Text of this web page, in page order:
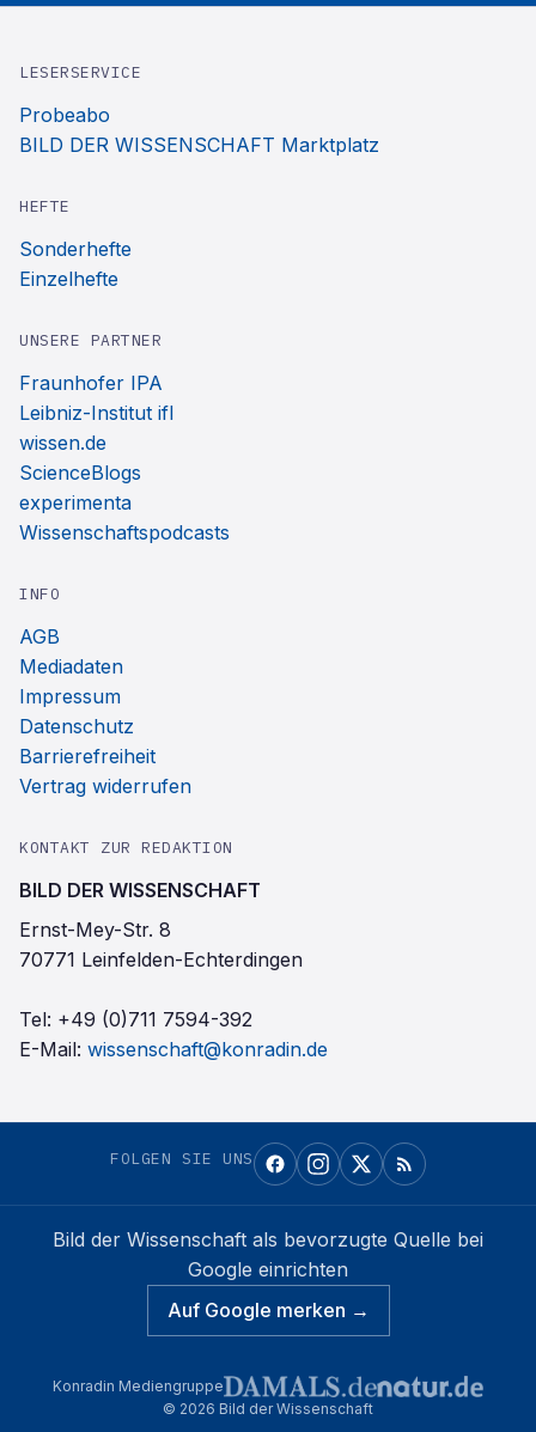
LESERSERVICE
Probeabo
BILD DER WISSENSCHAFT Marktplatz
HEFTE
Sonderhefte
Einzelhefte
UNSERE PARTNER
Fraunhofer IPA
Leibniz-Institut ifl
wissen.de
ScienceBlogs
experimenta
Wissenschaftspodcasts
INFO
AGB
Mediadaten
Impressum
Datenschutz
Barrierefreiheit
Vertrag widerrufen
KONTAKT ZUR REDAKTION
BILD DER WISSENSCHAFT
Ernst-Mey-Str. 8
70771 Leinfelden-Echterdingen
Tel: +49 (0)711 7594-392
E-Mail: wissenschaft@konradin.de
FOLGEN SIE UNS
Bild der Wissenschaft als bevorzugte Quelle bei
Google einrichten
Auf Google merken →
Konradin Mediengruppe
© 2026 Bild der Wissenschaft